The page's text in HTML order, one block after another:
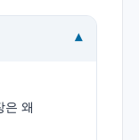
▾
은 왜